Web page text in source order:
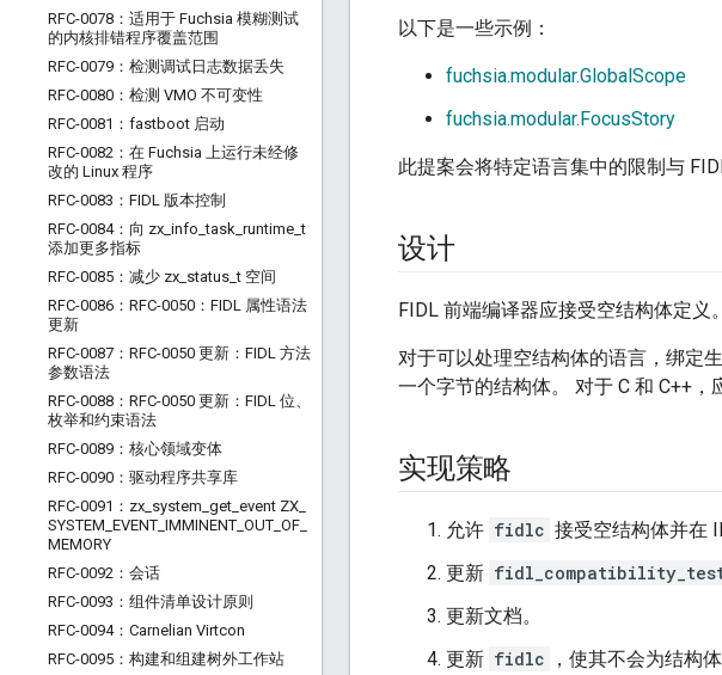
RFC-0078：适用于 Fuchsia 模糊测试
的内核排错程序覆盖范围
RFC-0079：检测调试日志数据丢失
RFC-0080：检测 VMO 不可变性
RFC-0081：fastboot 启动
RFC-0082：在 Fuchsia 上运行未经修
改的 Linux 程序
RFC-0083：FIDL 版本控制
RFC-0084：向 zx info _task runtime _t
添加更多指标
RFC-0085：减少 zx status _t 空间
RFC-0086：RFC-0050：FIDL 属性语法
更新
RFC-0087：RFC-0050 更新：FIDL 方法
参数语法
RFC-0088：RFC-0050 更新：FIDL 位、
枚举和约束语法
RFC-0089：核心领域变体
RFC-0090：驱动程序共享库
RFC-0091：zx system get event ZX
SYSTEM EVENT IMMINENT OUT OF
MEMORY
RFC-0092：会话
RFC-0093：组件清单设计原则
RFC-0094：Carnelian Virtcon
RFC-0095：构建和组建树外工作站
以下是一些示例：
fuchsia.modular.GlobalScope
fuchsia.modular.FocusStory
此提案会将特定语言集中的限制与
设计
FIDL 前端编译器应接受空结构体定义
对于可以处理空结构体的语言，绑定
一个字节的结构体。 对于 C 和 C++，
实现策略
允许 fidlc 接受空结构体并在
更新
更新文档。
更新 fidlc
，使其不会为结构